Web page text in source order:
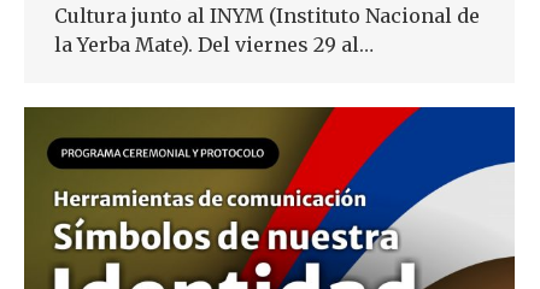
Cultura junto al INYM (Instituto Nacional de
la Yerba Mate). Del viernes 29 al…